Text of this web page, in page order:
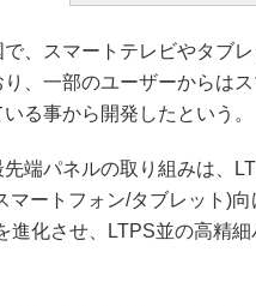
、スマートテレビやタブ
り、一部のユーザーからは
る事から開発したという。
端パネルの取り組みは、
マートフォン/タブレット)
進化させ、LTPS並の高精